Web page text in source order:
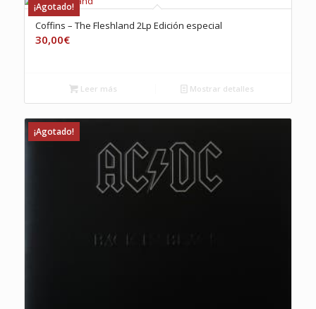
¡Agotado!
Coffins – The Fleshland 2Lp Edición especial
30,00€
Leer más Mostrar detalles
¡Agotado!